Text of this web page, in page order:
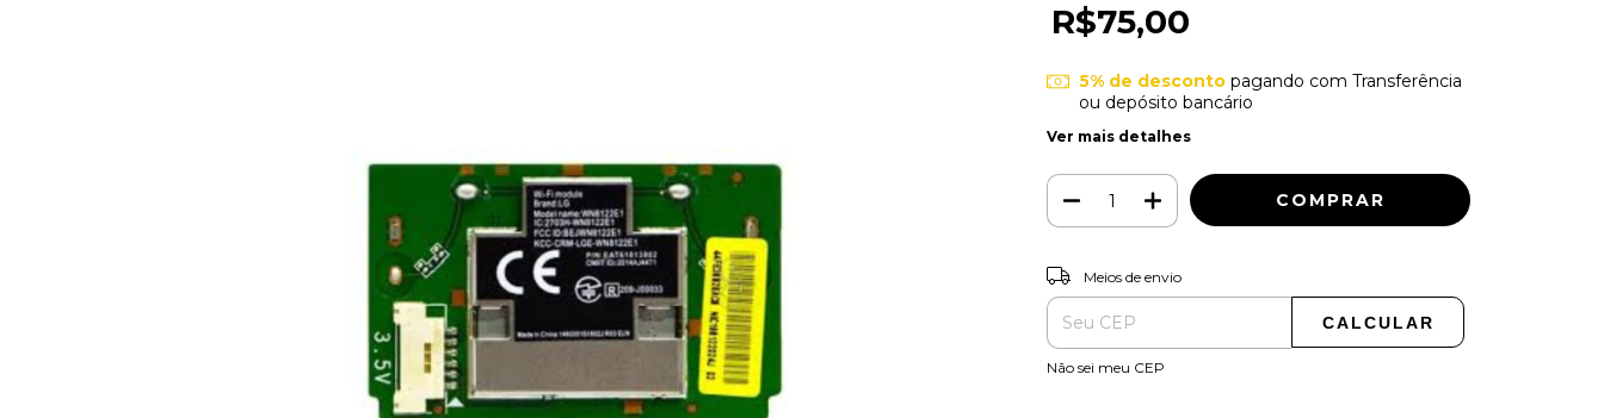
R$75,00
5% de descontopagando com Transferência
ou depósito bancário
Ver mais detalhes
Entregas para o CEP:
Meios de envio
CALCULAR
Não sei meu CEP